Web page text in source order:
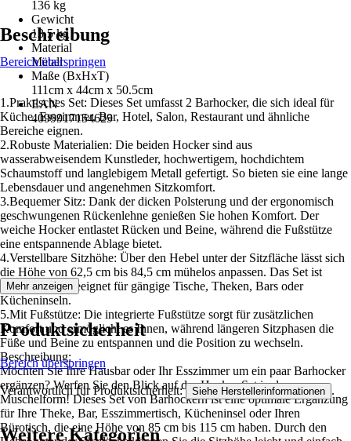
136 kg
Gewicht
13,5 kg
Material
Metall
Maße (BxHxT)
111cm x 44cm x 50.5cm
EAN
4099917154629
Beschreibung
Bereich überspringen
1.Praktisches Set: Dieses Set umfasst 2 Barhocker, die sich ideal für
Küche, Esszimmer, Bar, Hotel, Salon, Restaurant und ähnliche
Bereiche eignen.
2.Robuste Materialien: Die beiden Hocker sind aus
wasserabweisendem Kunstleder, hochwertigem, hochdichtem
Schaumstoff und langlebigem Metall gefertigt. So bieten sie eine lange
Lebensdauer und angenehmen Sitzkomfort.
3.Bequemer Sitz: Dank der dicken Polsterung und der ergonomisch
geschwungenen Rückenlehne genießen Sie hohen Komfort. Der
weiche Hocker entlastet Rücken und Beine, während die Fußstütze
eine entspannende Ablage bietet.
4.Verstellbare Sitzhöhe: Über den Hebel unter der Sitzfläche lässt sich
die Höhe von 62,5 cm bis 84,5 cm mühelos anpassen. Das Set ist
somit bestens geeignet für gängige Tische, Theken, Bars oder
Kücheninseln.
5.Mit Fußstütze: Die integrierte Fußstütze sorgt für zusätzlichen
Komfort und ermöglicht es Ihnen, während längeren Sitzphasen die
Füße und Beine zu entspannen und die Position zu wechseln.
Beschreibung:
Möchten Sie Ihre Hausbar oder Ihr Esszimmer um ein paar Barhocker
ergänzen? Werfen Sie den Blick auf das Hocker-Set in der
Muschelform! Dieses Set von Barhockern ist eine optimale Ergänzung
für Ihre Theke, Bar, Esszimmertisch, Kücheninsel oder Ihren
Bürotisch, die eine Höhe von 85 cm bis 115 cm haben. Durch den
Mehr anzeigen
Produktsicherheit
Bereich überspringen
Verantwortlich für Produktsicherheit: Siehe Herstellerinformationen .
Weitere Kategorien